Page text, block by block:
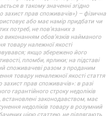
в такому значенні згідно
захист прав споживачів») – фізична
або має намір придбати чи
потреб, не пов’язаних з
виконанням обов’язків найманого
товару належної якості
якщо збережено його
пломби, ярлики; на підставі
споживачеві разом з проданим
товару неналежної якості стаття
захист прав споживачів»: в разі
гарантійного строку недоліків
законодавством, має
недоліків товару в розумний
цією статтею, не підлягають